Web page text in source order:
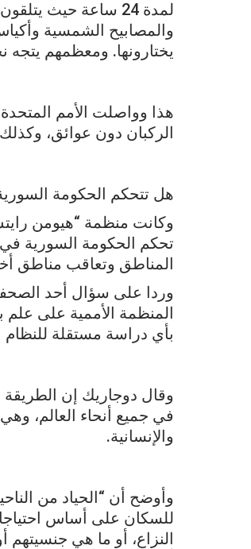
لمدة 24 ساعة حيث
والمصابيح الشمسية
يختارونها. ومعظمهم
هذا وواصلت الأمم
الركبان دون عوائق،
هل تتحكم الحكومة
وكانت منظمة “هيومن
تحكم الحكومة السورية
المناطق وتعاقب مناطق
وردا على سؤال أحد
المنظمة الأممية على علم
بأي دراسة مستقلة للنظام
وقال دوجاريك إن الطريقة
في جميع أنحاء العالم، وهي
والإنسانية.
وأوضح أن “الحياد من
للسكان على أساس
النزاع، أو ما هي